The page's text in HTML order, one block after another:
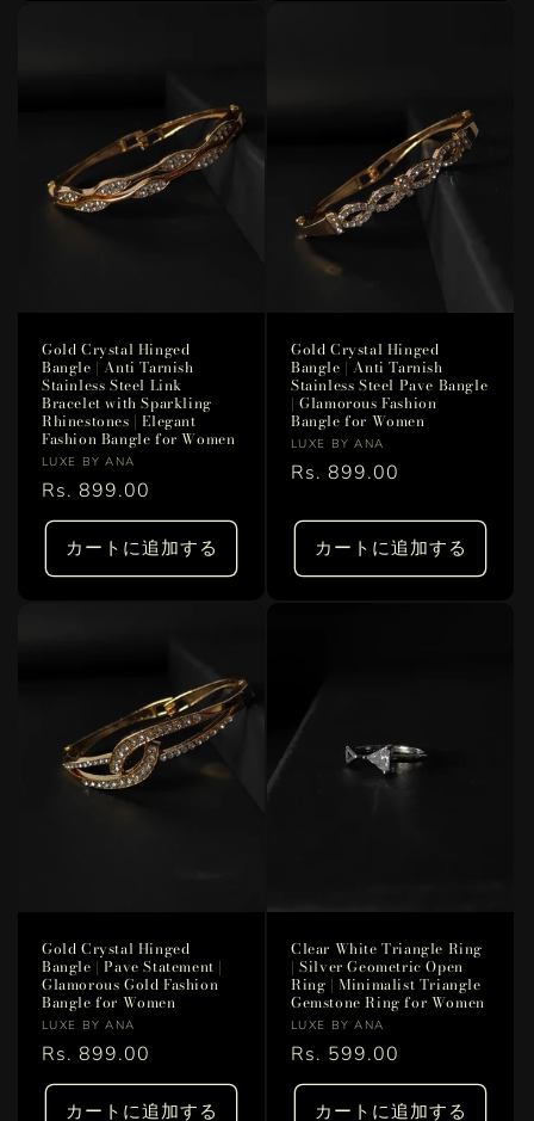
Gold Crystal Hinged
Bangle | Anti Tarnish
Stainless Steel Link
Bracelet with Sparkling
Rhinestones | Elegant
Fashion Bangle for Women
販
売
元:
LUXE BY ANA
通
常
格
Rs. 899.00
カートに追加する
Gold Crystal Hinged
Bangle | Anti Tarnish
Stainless Steel Pave Bangle
| Glamorous Fashion
Bangle for Women
販
売
LUXE BY ANA
通
価
Rs. 899.00
カートに追加する
Gold Crystal Hinged
Bangle | Pave Statement |
Glamorous Gold Fashion
Bangle for Women
販
売
元:
LUXE BY ANA
通
常
Rs. 899.00
カートに追加する
Clear White Triangle Ring
| Silver Geometric Open
Ring | Minimalist Triangle
Gemstone Ring for Women
販
売
元:
LUXE BY ANA
通
常
Rs. 599.00
カートに追加する